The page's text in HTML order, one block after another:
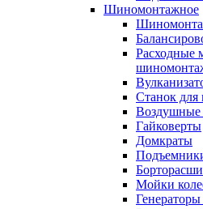
Шиномонтажное
Расходные
Станок для
Воздушные
Гайковерты
Домкраты
Мойки
Генераторы